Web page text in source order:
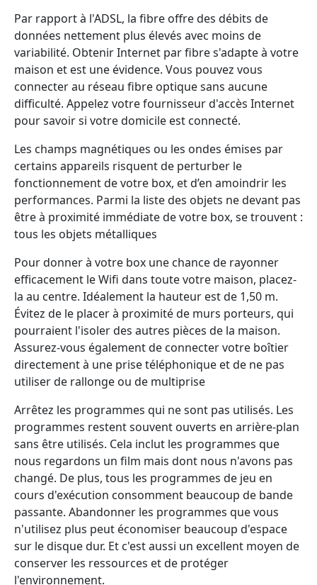
Par rapport à l'ADSL, la fibre offre des débits de
données nettement plus élevés avec moins de
variabilité. Obtenir Internet par fibre s'adapte à votre
maison et est une évidence. Vous pouvez vous
connecter au réseau fibre optique sans aucune
difficulté. Appelez votre fournisseur d'accès Internet
pour savoir si votre domicile est connecté.
Les champs magnétiques ou les ondes émises par
certains appareils risquent de perturber le
fonctionnement de votre box, et d’en amoindrir les
performances. Parmi la liste des objets ne devant pas
être à proximité immédiate de votre box, se trouvent :
tous les objets métalliques
Pour donner à votre box une chance de rayonner
efficacement le Wifi dans toute votre maison, placez-
la au centre. Idéalement la hauteur est de 1,50 m.
Évitez de le placer à proximité de murs porteurs, qui
pourraient l'isoler des autres pièces de la maison.
Assurez-vous également de connecter votre boîtier
directement à une prise téléphonique et de ne pas
utiliser de rallonge ou de multiprise
Arrêtez les programmes qui ne sont pas utilisés. Les
programmes restent souvent ouverts en arrière-plan
sans être utilisés. Cela inclut les programmes que
nous regardons un film mais dont nous n'avons pas
changé. De plus, tous les programmes de jeu en
cours d'exécution consomment beaucoup de bande
passante. Abandonner les programmes que vous
n'utilisez plus peut économiser beaucoup d'espace
sur le disque dur. Et c'est aussi un excellent moyen de
conserver les ressources et de protéger
l'environnement.